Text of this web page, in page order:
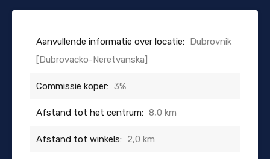
Aanvullende informatie over locatie: Dubrovnik
[Dubrovacko-Neretvanska]
Commissie koper: 3%
Afstand tot het centrum: 8,0 km
Afstand tot winkels: 2,0 km